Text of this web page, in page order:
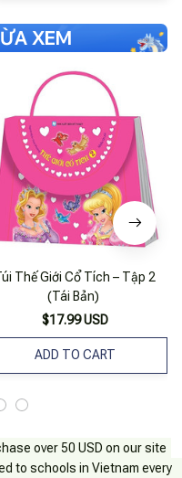
XEM
Thế Giới Cổ Tích – Tập 2
(Tái Bản)
$17.99 USD
ADD TO CART
over 50 USD on our site
to schools in Vietnam every